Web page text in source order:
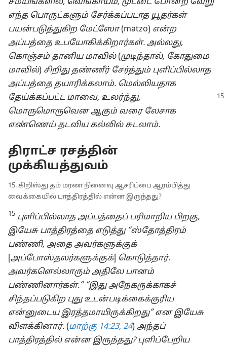
சமயங்களில், வெங்காயம், முட்டை போன்ற வேறு
எந்த பொருட்களும் சேர்க்கப்படாத யூதர்கள்
பயன்படுத்துகிற மேட்ஸோ(matzo) என்ற
அப்பத்தை உபயோகிக்கிறார்கள். அல்லது,
கொஞ்சம் தானிய மாவில்(முடிந்தால், கோதுமை
மாவில்) சிறிது தண்ணீர் சேர்த்தும் புளிப்பில்லாத
அப்பத்தை தயாரிக்கலாம். மெல்லியதாக
தேய்க்கப்பட்ட மாவை, உலர்ந்து,
மொருமொருவென ஆகும் வரை லேசாக
எண்ணெய் தடவிய கல்லில் சுடலாம்.
திராட்ச ரசத்தின்
முக்கியத்துவம்
15. கிறிஸ்து தம் மரண நினைவு ஆசரிப்பை ஆரம்பித்து
வைக்கையில் பாத்திரத்தில் என்ன இருந்தது?
15 புளிப்பில்லாத அப்பத்தைப் பரிமாறிய பிறகு,
இயேசு பாத்திரத்தை எடுத்து “ஸ்தோத்திரம்
பண்ணி, அதை அவர்களுக்குக்
[அப்போஸ்தலர்களுக்குக்] கொடுத்தார்.
அவர்களெல்லாரும் அதிலே பானம்
பண்ணினார்கள்.” “இது அநேகருக்காகச்
சிந்தப்படுகிற புது உடன்படிக்கைக்குரிய
என்னுடைய இரத்தமாயிருக்கிறது” என இயேசு
விளக்கினார். (மாற்கு 14:23, 24) அந்தப்
பாத்திரத்தில் என்ன இருந்தது? புளிப்பேறிய